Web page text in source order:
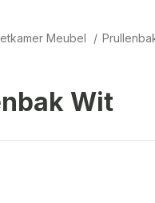
Meubel
Wit